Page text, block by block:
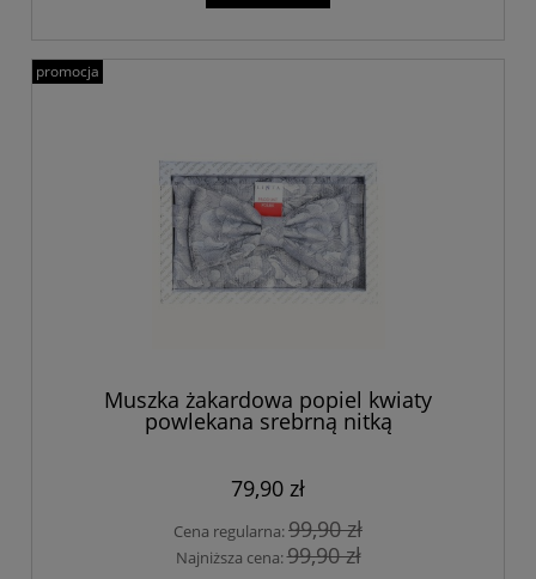
Muszka żakardowa popiel kwiaty
powlekana srebrną nitką
79,90 zł
Cena regularna:99,90 zł
Najniższa cena:99,90 zł
promocja